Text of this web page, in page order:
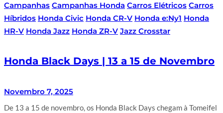
Campanhas Campanhas Honda Carros Elétricos Carros
Híbridos Honda Civic Honda CR-V Honda e:Ny1 Honda
HR-V Honda Jazz Honda ZR-V Jazz Crosstar
Honda Black Days | 13 a 15 de Novembro
Novembro 7, 2025
De 13 a 15 de novembro, os Honda Black Days chegam à Tomeifel